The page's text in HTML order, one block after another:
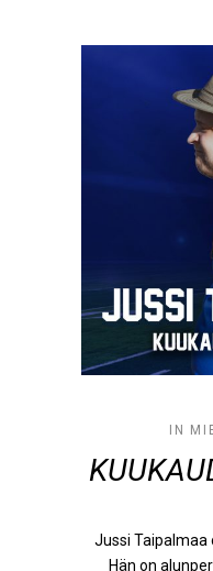
IN
Jussi Taipalmaa
Hän on